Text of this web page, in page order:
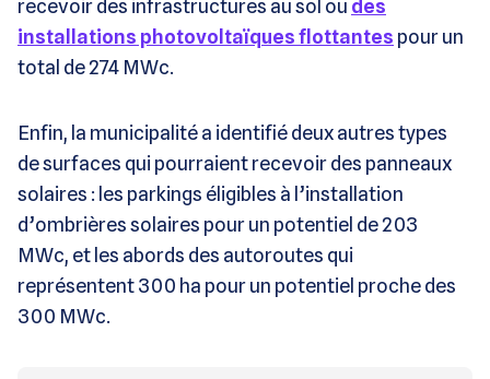
recevoir des infrastructures au sol ou des
installations photovoltaïques flottantes pour un
total de 274 MWc.
Enfin, la municipalité a identifié deux autres types
de surfaces qui pourraient recevoir des panneaux
solaires : les parkings éligibles à l’installation
d’ombrières solaires pour un potentiel de 203
MWc, et les abords des autoroutes qui
représentent 300 ha pour un potentiel proche des
300 MWc.